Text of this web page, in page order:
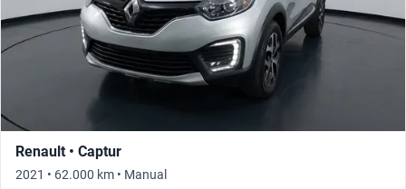
Renault • Captur
2021 • 62.000 km • Manual